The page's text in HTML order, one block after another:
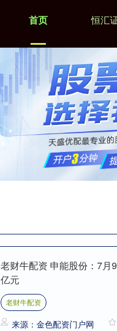
首页 恒汇
老财牛配资 申能股份：7月
亿元
老财牛配资
来源：金色配资门户网